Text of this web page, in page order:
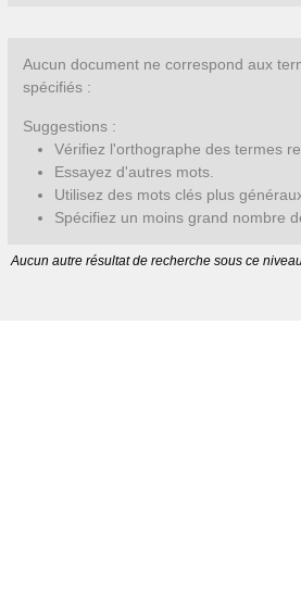
Aucun document ne correspond aux
spécifiés :
Suggestions :
Vérifiez l'orthographe des termes
Essayez d'autres mots.
Utilisez des mots clés plus
Spécifiez un moins grand nombre
Aucun autre résultat de recherche sous ce